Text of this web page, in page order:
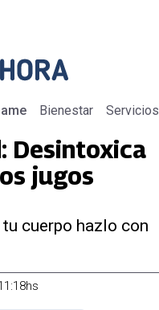
Bienestar Servicios
Desintoxica
jugos
cuerpo hazlo con